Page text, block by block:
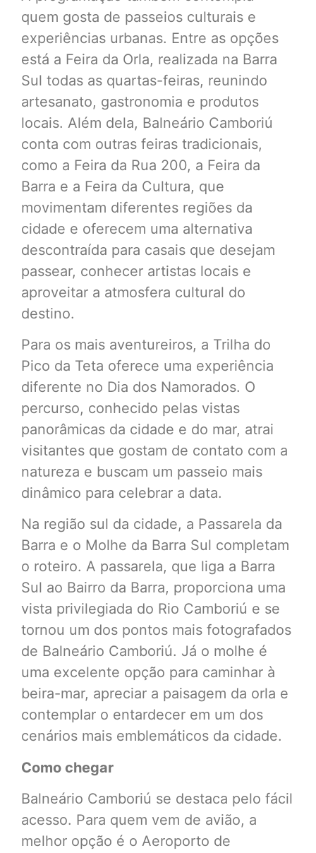
quem gosta de passeios culturais e
experiências urbanas. Entre as opções
está a Feira da Orla, realizada na Barra
Sul todas as quartas-feiras, reunindo
artesanato, gastronomia e produtos
locais. Além dela, Balneário Camboriú
conta com outras feiras tradicionais,
como a Feira da Rua 200, a Feira da
Barra e a Feira da Cultura, que
movimentam diferentes regiões da
cidade e oferecem uma alternativa
descontraída para casais que desejam
passear, conhecer artistas locais e
aproveitar a atmosfera cultural do
destino.
Para os mais aventureiros, a Trilha do
Pico da Teta oferece uma experiência
diferente no Dia dos Namorados. O
percurso, conhecido pelas vistas
panorâmicas da cidade e do mar, atrai
visitantes que gostam de contato com a
natureza e buscam um passeio mais
dinâmico para celebrar a data.
Na região sul da cidade, a Passarela da
Barra e o Molhe da Barra Sul completam
o roteiro. A passarela, que liga a Barra
Sul ao Bairro da Barra, proporciona uma
vista privilegiada do Rio Camboriú e se
tornou um dos pontos mais fotografados
de Balneário Camboriú. Já o molhe é
uma excelente opção para caminhar à
beira-mar, apreciar a paisagem da orla e
contemplar o entardecer em um dos
cenários mais emblemáticos da cidade.
Como chegar
Balneário Camboriú se destaca pelo fácil
acesso. Para quem vem de avião, a
melhor opção é o Aeroporto de